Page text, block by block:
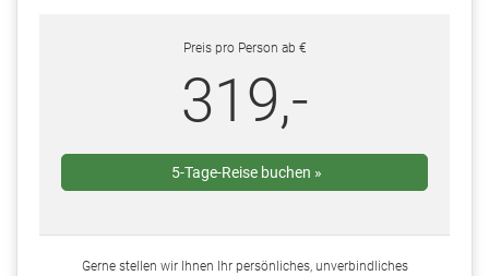
Preis pro Person ab €
319,-
5-Tage-Reise buchen »
Gerne stellen wir Ihnen Ihr persönliches, unverbindliches